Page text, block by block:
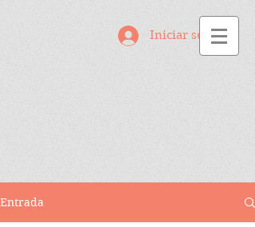
Iniciar sesión
Entrada